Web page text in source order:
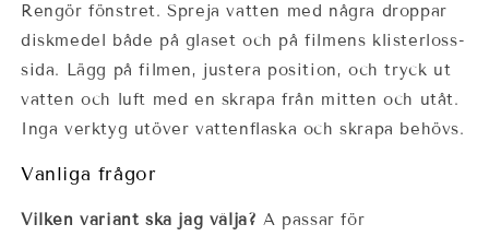
Rengör fönstret. Spreja vatten med några droppar
diskmedel både på glaset och på filmens klisterloss-
sida. Lägg på filmen, justera position, och tryck ut
vatten och luft med en skrapa från mitten och utåt.
Inga verktyg utöver vattenflaska och skrapa behövs.
Vanliga frågor
Vilken variant ska jag välja? A passar för